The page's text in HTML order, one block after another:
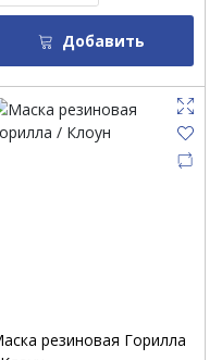
Добавить
резиновая Горилла